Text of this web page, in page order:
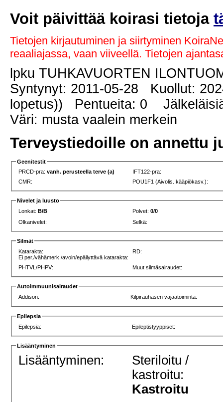
Voit päivittää koirasi tietoja
Tietojen kirjautuminen ja siirtyminen
reaaliajassa, vaan viiveellä. Tietojen
lpku TUHKAVUORTEN
Syntynyt: 2011-05-28 Kuollut:
lopetus)) Pentueita: 0
Väri: musta vaalein merkein
Terveystiedoille on annettu
Geenitestit
PRCD-pra:vanh. perusteella terve (a)
IFT122-pra:
CMR:
POU1F1 (Aivolis. kääpiökasv.):
Nivelet ja luusto
Lonkat:B/B Polvet:0/0
Olkanivelet:
Selkä:
Silmät
Katarakta:
Ei per./vähämerk./avoin/epäilyttävä katarakta:
RD:
PHTVL/PHPV: Muut silmäsairaudet:
Autoimmuunisairaudet
Addison:
Kilpirauhasen vajaatoiminta:
Epilepsia
Epilepsia:
Epileptistyyppiset:
Lisääntyminen
Lisääntyminen:
Steriloitu /
kastroitu:
Kastroitu